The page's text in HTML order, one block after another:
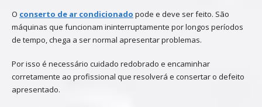
O conserto de ar condicionado pode e deve ser feito. São
máquinas que funcionam ininterruptamente por longos períodos
de tempo, chega a ser normal apresentar problemas.
Por isso é necessário cuidado redobrado e encaminhar
corretamente ao profissional que resolverá e consertar o defeito
apresentado.